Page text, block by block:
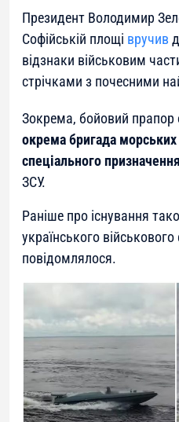
Президент Володимир
Софійській площі вручив
відзнаки військовим
стрічками з почесними
Зокрема, бойовий прапор
окрема бригада
спеціального призначення
ЗСУ.
Раніше про існування
українського
повідомлялося.